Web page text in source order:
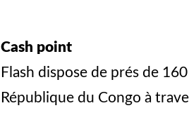
Cash point
Flash dispose de prés de
République du Congo à